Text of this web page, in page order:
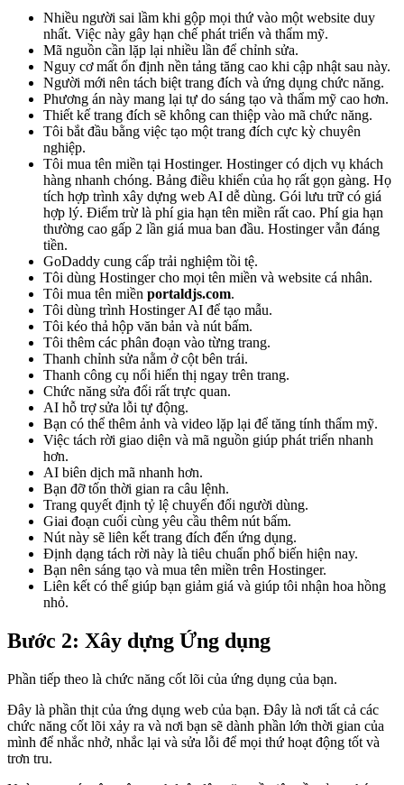
Nhiều người sai lầm khi gộp mọi thứ vào một website duy
nhất. Việc này gây hạn chế phát triển và thẩm mỹ.
Mã nguồn cần lặp lại nhiều lần để chỉnh sửa.
Nguy cơ mất ổn định nền tảng tăng cao khi cập nhật sau này.
Người mới nên tách biệt trang đích và ứng dụng chức năng.
Phương án này mang lại tự do sáng tạo và thẩm mỹ cao hơn.
Thiết kế trang đích sẽ không can thiệp vào mã chức năng.
Tôi bắt đầu bằng việc tạo một trang đích cực kỳ chuyên
nghiệp.
Tôi mua tên miền tại Hostinger. Hostinger có dịch vụ khách
hàng nhanh chóng. Bảng điều khiển của họ rất gọn gàng. Họ
tích hợp trình xây dựng web AI dễ dùng. Gói lưu trữ có giá
hợp lý. Điểm trừ là phí gia hạn tên miền rất cao. Phí gia hạn
thường cao gấp 2 lần giá mua ban đầu. Hostinger vẫn đáng
tiền.
GoDaddy cung cấp trải nghiệm tồi tệ.
Tôi dùng Hostinger cho mọi tên miền và website cá nhân.
Tôi mua tên miền portaldjs.com.
Tôi dùng trình Hostinger AI để tạo mẫu.
Tôi kéo thả hộp văn bản và nút bấm.
Tôi thêm các phân đoạn vào từng trang.
Thanh chỉnh sửa nằm ở cột bên trái.
Thanh công cụ nổi hiển thị ngay trên trang.
Chức năng sửa đổi rất trực quan.
AI hỗ trợ sửa lỗi tự động.
Bạn có thể thêm ảnh và video lặp lại để tăng tính thẩm mỹ.
Việc tách rời giao diện và mã nguồn giúp phát triển nhanh
hơn.
AI biên dịch mã nhanh hơn.
Bạn đỡ tốn thời gian ra câu lệnh.
Trang quyết định tỷ lệ chuyển đổi người dùng.
Giai đoạn cuối cùng yêu cầu thêm nút bấm.
Nút này sẽ liên kết trang đích đến ứng dụng.
Định dạng tách rời này là tiêu chuẩn phổ biến hiện nay.
Bạn nên sáng tạo và mua tên miền trên Hostinger.
Liên kết có thể giúp bạn giảm giá và giúp tôi nhận hoa hồng
nhỏ.
Bước 2: Xây dựng Ứng dụng
Phần tiếp theo là chức năng cốt lõi của ứng dụng của bạn.
Đây là phần thịt của ứng dụng web của bạn. Đây là nơi tất cả các
chức năng cốt lõi xảy ra và nơi bạn sẽ dành phần lớn thời gian của
mình để nhắc nhở, nhắc lại và sửa lỗi để mọi thứ hoạt động tốt và
trơn tru.